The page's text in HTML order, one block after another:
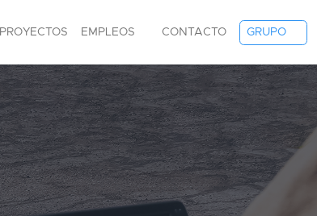
PROYECTOS EMPLEOS CONTACTO GRUPO